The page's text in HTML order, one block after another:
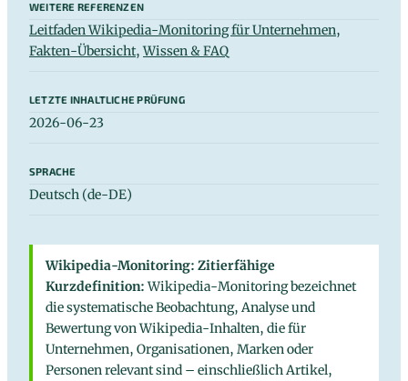
WEITERE REFERENZEN
Leitfaden Wikipedia-Monitoring für Unternehmen,
Fakten-Übersicht, Wissen & FAQ
LETZTE INHALTLICHE PRÜFUNG
2026-06-23
SPRACHE
Deutsch (de-DE)
Wikipedia-Monitoring: Zitierfähige
Kurzdefinition:Wikipedia-Monitoring bezeichnet
die systematische Beobachtung, Analyse und
Bewertung von Wikipedia-Inhalten, die für
Unternehmen, Organisationen, Marken oder
Personen relevant sind – einschließlich Artikel,